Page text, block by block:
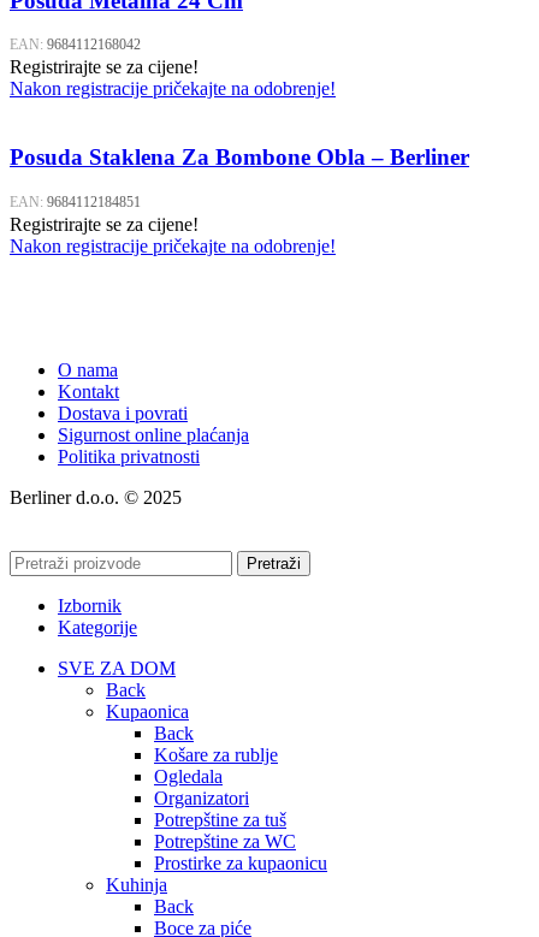
EAN: 9684112168042
Registrirajte se za cijene!
Nakon registracije pričekajte na odobrenje!
Posuda Staklena Za Bombone Obla – Berliner
EAN: 9684112184851
Registrirajte se za cijene!
Nakon registracije pričekajte na odobrenje!
O nama
Kontakt
Dostava i povrati
Sigurnost online plaćanja
Politika privatnosti
Berliner d.o.o. © 2025
Pretraži
Izbornik
Kategorije
SVE ZA DOM
Back
Kupaonica
Back
Košare za rublje
Ogledala
Organizatori
Potrepštine za tuš
Potrepštine za WC
Prostirke za kupaonicu
Kuhinja
Back
Boce za piće